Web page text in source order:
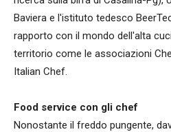
Baviera e l'istituto tedesco
rapporto con il mondo dell'alta
territorio come le associazioni
Italian Chef.
Food service con gli chef
Nonostante il freddo pungente,